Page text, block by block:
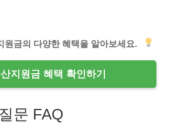
원금의 다양한 혜택을 알아보세요.
지원금 혜택 확인하기
문 FAQ